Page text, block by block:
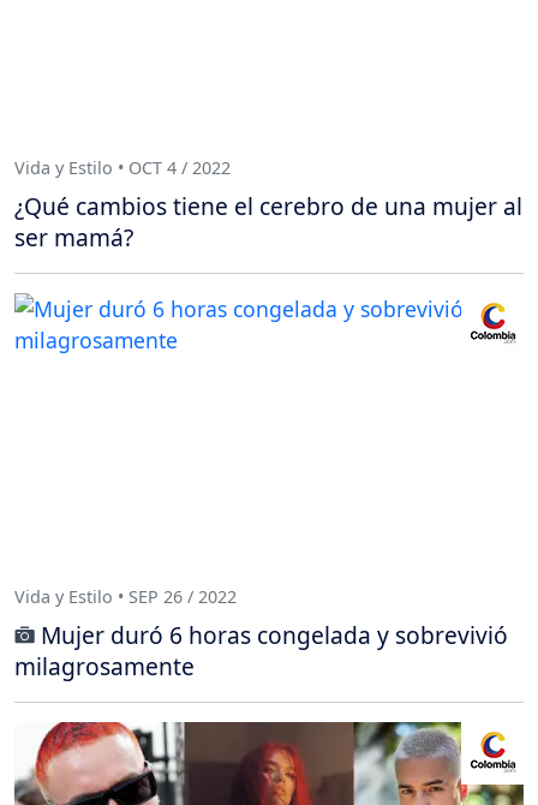
Vida y Estilo • OCT 4 / 2022
¿Qué cambios tiene el cerebro de una mujer al
ser mamá?
Vida y Estilo • SEP 26 / 2022
Mujer duró 6 horas congelada y sobrevivió
milagrosamente